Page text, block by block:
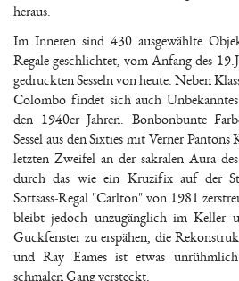
heraus.
Im Inneren sind 430 ausgewählte
Regale geschlichtet, vom Anfang des
gedruckten Sesseln von heute. Neben
Colombo findet sich auch Unbekanntes
den 1940er Jahren. Bonbonbunte
Sessel aus den Sixties mit Verner
letzten Zweifel an der sakralen Aura
durch das wie ein Kruzifix auf der
Sottsass-Regal "Carlton" von 1981
bleibt jedoch unzugänglich im Keller
Guckfenster zu erspähen, die
und Ray Eames ist etwas
schmalen Gang versteckt.